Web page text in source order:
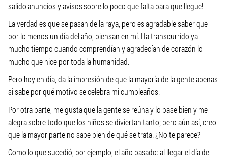
salido anuncios y avisos sobre lo poco que falta para que llegue!
La verdad es que se pasan de la raya, pero es agradable saber que
por lo menos un día del año, piensan en mí. Ha transcurrido ya
mucho tiempo cuando comprendían y agradecían de corazón lo
mucho que hice por toda la humanidad.
Pero hoy en día, da la impresión de que la mayoría de la gente apenas
si sabe por qué motivo se celebra mi cumpleaños.
Por otra parte, me gusta que la gente se reúna y lo pase bien y me
alegra sobre todo que los niños se diviertan tanto; pero aún así, creo
que la mayor parte no sabe bien de qué se trata. ¿No te parece?
Como lo que sucedió, por ejemplo, el año pasado: al llegar el día de